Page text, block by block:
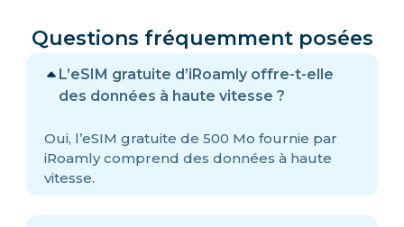
Questions fréquemment posées
L’eSIM gratuite d’iRoamly offre-t-elle
des données à haute vitesse ?
Oui, l’eSIM gratuite de 500 Mo fournie par
iRoamly comprend des données à haute
vitesse.